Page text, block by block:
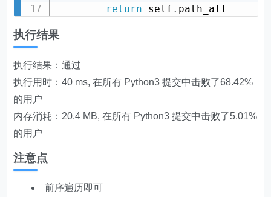
return self .
执行结果
执行结果：通过
执行用时：40 ms, 在所有 Python3 提交中击败了68.42%
的用户
内存消耗：20.4 MB, 在所有 Python3 提交中击败了5.01%
的用户
注意点
前序遍历即可